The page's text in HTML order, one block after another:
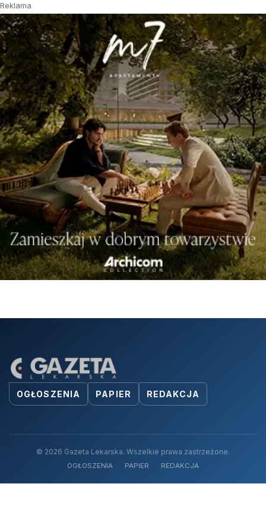
Reklama
OGŁOSZENIA PAPIER REDAKCJA
© 2026 Gazeta Lekarska. Wszelkie prawa zastrzeżone.
OGŁOSZENIA PAPIER REDAKCJA